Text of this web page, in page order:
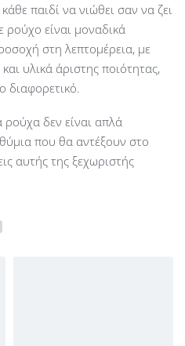
παιδί να νιώθει σαν να ζει
είναι μοναδικά
στη λεπτομέρεια, με
υλικά άριστης ποιότητας,
διαφορετικό.
ρούχα δεν είναι απλά
που θα αντέξουν στο
αυτής της ξεχωριστής